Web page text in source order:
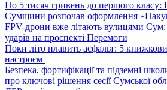
По 5 тисяч гривень до першого класу:
Сумщини розпочав оформлення
FPV-дрони вже літають вулицями Сум:
ударів на проспекті Перемоги
Поки літо плавить асфальт: 5
настроєм
Безпека, фортифікації та підземні
про ключові рішення сесії Сумської